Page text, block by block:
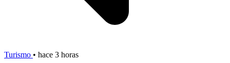
Turismo • hace 3 horas